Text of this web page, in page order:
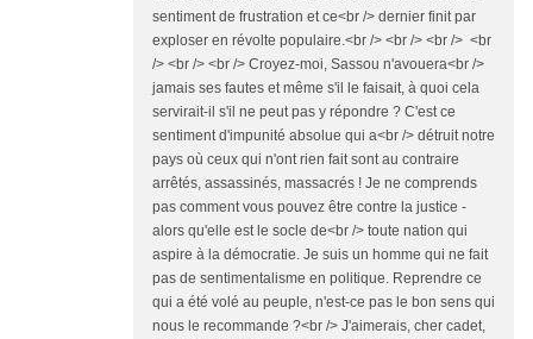
sentiment de frustration et ce<br /> dernier finit par
exploser en révolte populaire.<br /> <br /> <br /> <br
/> <br /> <br /> Croyez-moi, Sassou n'avouera<br />
jamais ses fautes et même s'il le faisait, à quoi cela
servirait-il s'il ne peut pas y répondre ? C'est ce
sentiment d'impunité absolue qui a<br /> détruit notre
pays où ceux qui n'ont rien fait sont au contraire
arrêtés, assassinés, massacrés ! Je ne comprends
pas comment vous pouvez être contre la justice -
alors qu'elle est le socle de<br /> toute nation qui
aspire à la démocratie. Je suis un homme qui ne fait
pas de sentimentalisme en politique. Reprendre ce
qui a été volé au peuple, n'est-ce pas le bon sens qui
nous le recommande ?<br /> J'aimerais, cher cadet,